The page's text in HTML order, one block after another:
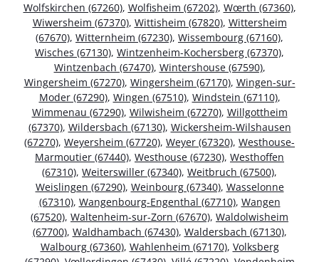
Wolfskirchen (67260), Wolfisheim (67202), Wœrth (67360),
Wiwersheim (67370), Wittisheim (67820), Wittersheim
(67670), Witternheim (67230), Wissembourg (67160),
Wisches (67130), Wintzenheim-Kochersberg (67370),
Wintzenbach (67470), Wintershouse (67590),
Wingersheim (67270), Wingersheim (67170), Wingen-sur-
Moder (67290), Wingen (67510), Windstein (67110),
Wimmenau (67290), Wilwisheim (67270), Willgottheim
(67370), Wildersbach (67130), Wickersheim-Wilshausen
(67270), Weyersheim (67720), Weyer (67320), Westhouse-
Marmoutier (67440), Westhouse (67230), Westhoffen
(67310), Weiterswiller (67340), Weitbruch (67500),
Weislingen (67290), Weinbourg (67340), Wasselonne
(67310), Wangenbourg-Engenthal (67710), Wangen
(67520), Waltenheim-sur-Zorn (67670), Waldolwisheim
(67700), Waldhambach (67430), Waldersbach (67130),
Walbourg (67360), Wahlenheim (67170), Volksberg